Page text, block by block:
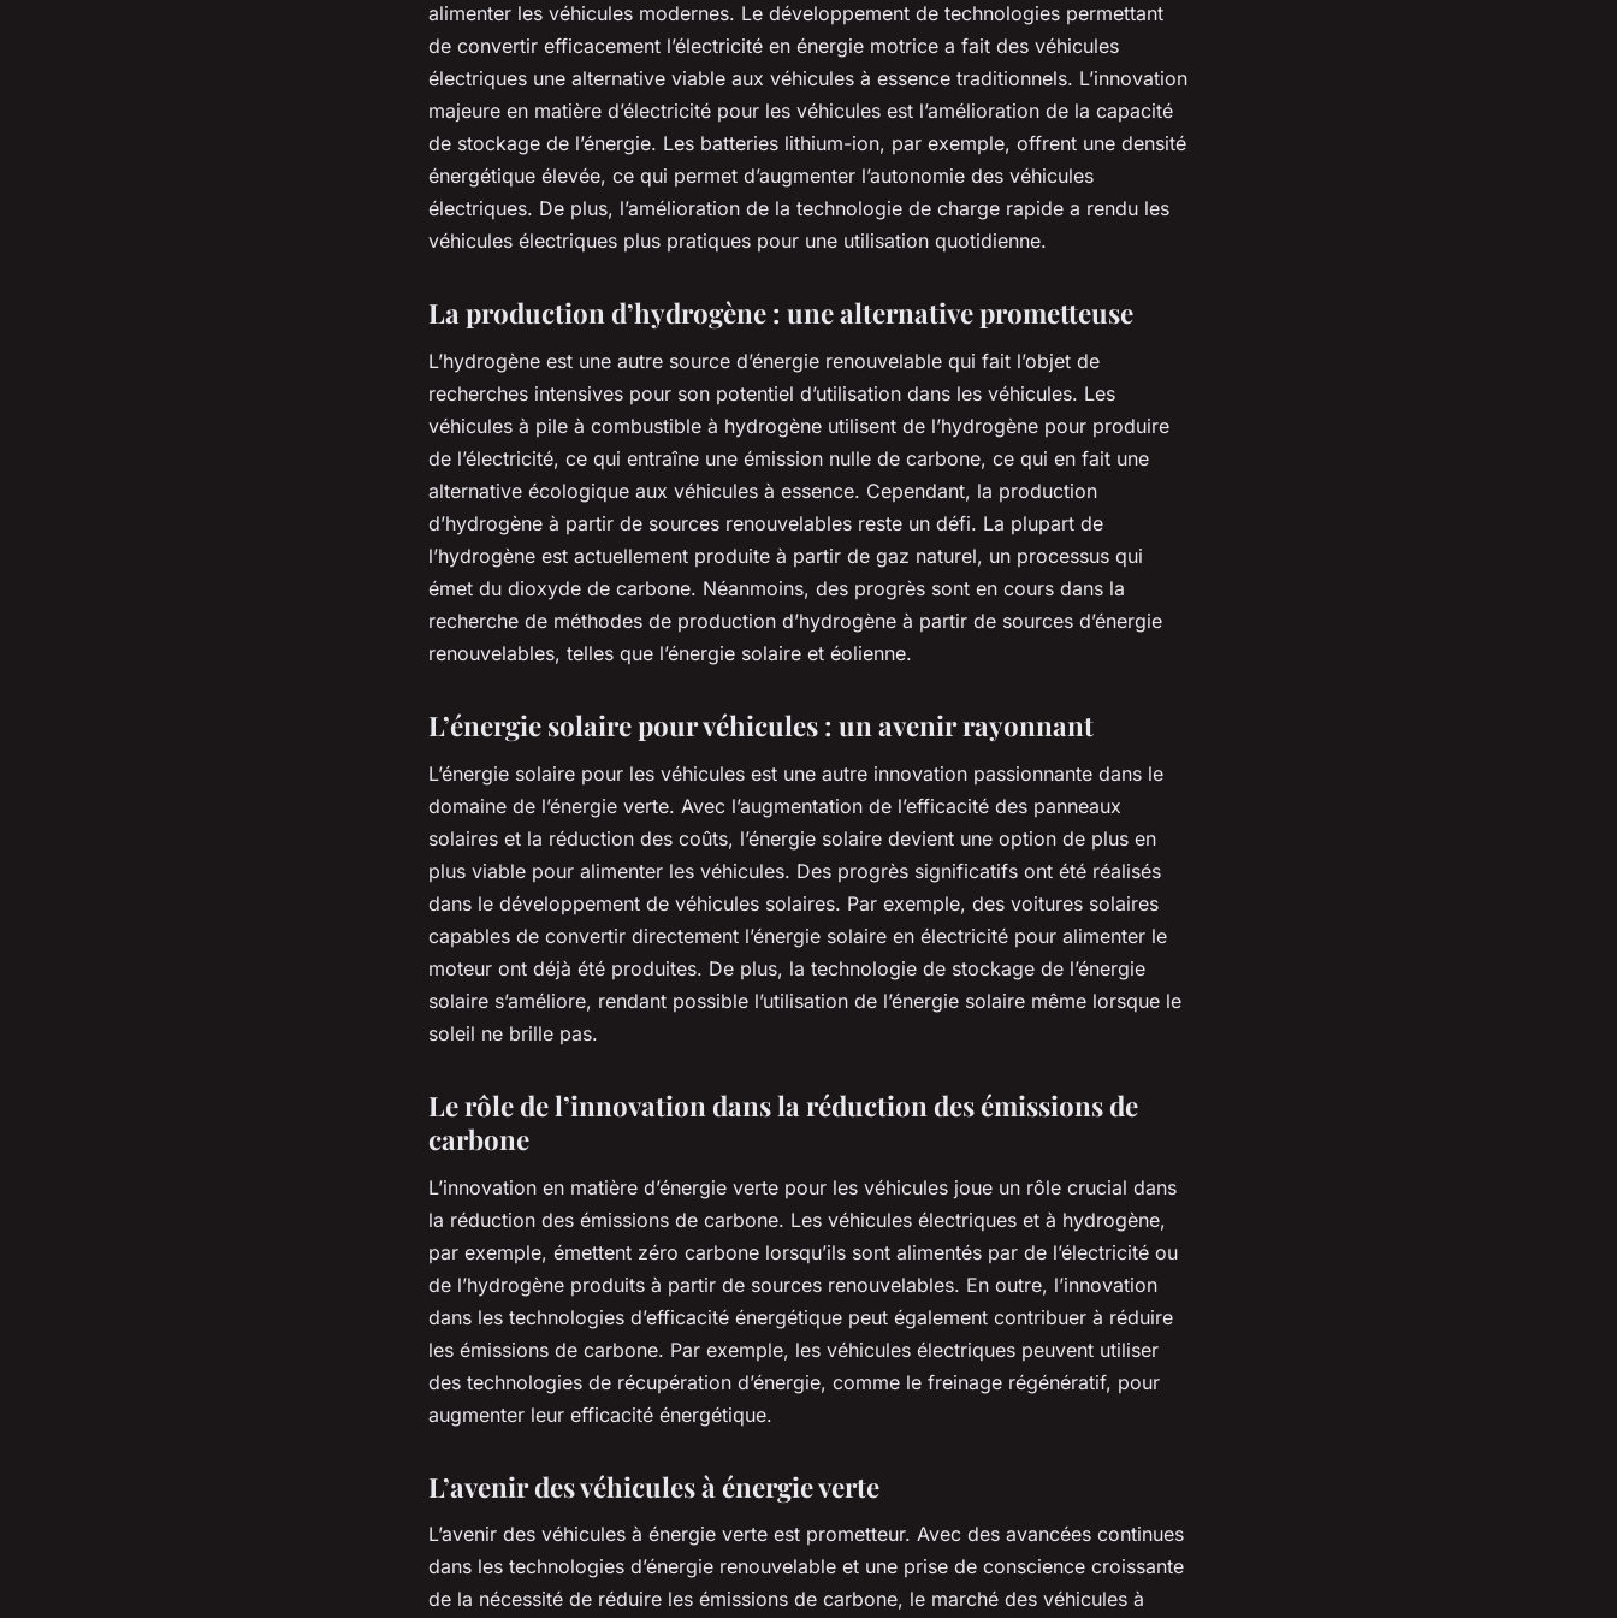
alimenter les véhicules modernes. Le développement de technologies permettant
de convertir efficacement l’électricité en énergie motrice a fait des véhicules
électriques une alternative viable aux véhicules à essence traditionnels. L’innovation
majeure en matière d’électricité pour les véhicules est l’amélioration de la capacité
de stockage de l’énergie. Les batteries lithium-ion, par exemple, offrent une densité
énergétique élevée, ce qui permet d’augmenter l’autonomie des véhicules
électriques. De plus, l’amélioration de la technologie de charge rapide a rendu les
véhicules électriques plus pratiques pour une utilisation quotidienne.
La production d’hydrogène : une alternative prometteuse
L’hydrogène est une autre source d’énergie renouvelable qui fait l’objet de
recherches intensives pour son potentiel d’utilisation dans les véhicules. Les
véhicules à pile à combustible à hydrogène utilisent de l’hydrogène pour produire
de l’électricité, ce qui entraîne une émission nulle de carbone, ce qui en fait une
alternative écologique aux véhicules à essence. Cependant, la production
d’hydrogène à partir de sources renouvelables reste un défi. La plupart de
l’hydrogène est actuellement produite à partir de gaz naturel, un processus qui
émet du dioxyde de carbone. Néanmoins, des progrès sont en cours dans la
recherche de méthodes de production d’hydrogène à partir de sources d’énergie
renouvelables, telles que l’énergie solaire et éolienne.
L’énergie solaire pour véhicules : un avenir rayonnant
L’énergie solaire pour les véhicules est une autre innovation passionnante dans le
domaine de l’énergie verte. Avec l’augmentation de l’efficacité des panneaux
solaires et la réduction des coûts, l’énergie solaire devient une option de plus en
plus viable pour alimenter les véhicules. Des progrès significatifs ont été réalisés
dans le développement de véhicules solaires. Par exemple, des voitures solaires
capables de convertir directement l’énergie solaire en électricité pour alimenter le
moteur ont déjà été produites. De plus, la technologie de stockage de l’énergie
solaire s’améliore, rendant possible l’utilisation de l’énergie solaire même lorsque le
soleil ne brille pas.
Le rôle de l’innovation dans la réduction des émissions de
carbone
L’innovation en matière d’énergie verte pour les véhicules joue un rôle crucial dans
la réduction des émissions de carbone. Les véhicules électriques et à hydrogène,
par exemple, émettent zéro carbone lorsqu’ils sont alimentés par de l’électricité ou
de l’hydrogène produits à partir de sources renouvelables. En outre, l’innovation
dans les technologies d’efficacité énergétique peut également contribuer à réduire
les émissions de carbone. Par exemple, les véhicules électriques peuvent utiliser
des technologies de récupération d’énergie, comme le freinage régénératif, pour
augmenter leur efficacité énergétique.
L’avenir des véhicules à énergie verte
L’avenir des véhicules à énergie verte est prometteur. Avec des avancées continues
dans les technologies d’énergie renouvelable et une prise de conscience croissante
de la nécessité de réduire les émissions de carbone, le marché des véhicules à